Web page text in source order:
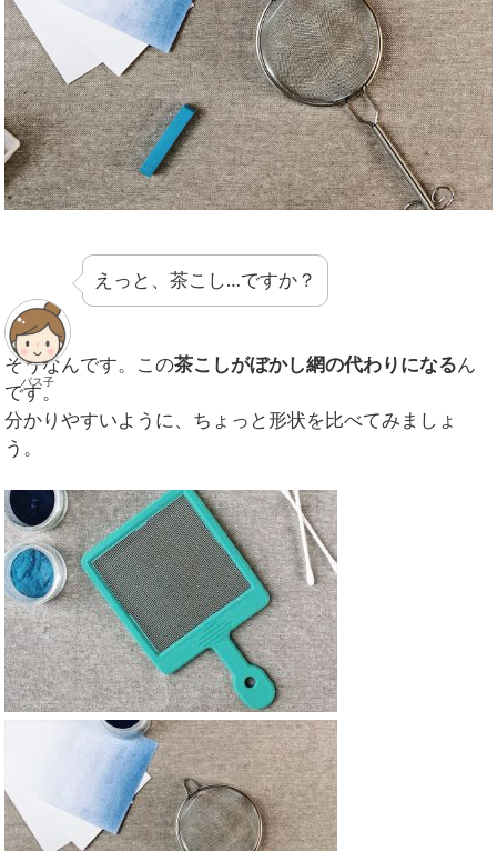
パス子
えっと、茶こし…ですか？
そうなんです。この茶こしがぼかし網の代わりになるん
です。
分かりやすいように、ちょっと形状を比べてみましょ
う。